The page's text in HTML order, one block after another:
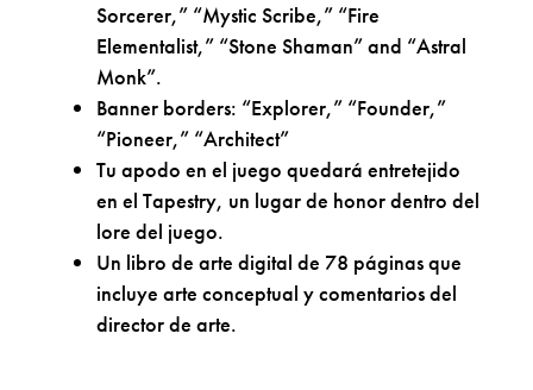
Sorcerer,” “Mystic Scribe,” “Fire
Elementalist,” “Stone Shaman” and “Astral
Monk”.
Banner borders: “Explorer,” “Founder,”
“Pioneer,” “Architect”
Tu apodo en el juego quedará entretejido
en el Tapestry, un lugar de honor dentro del
lore del juego.
Un libro de arte digital de 78 páginas que
incluye arte conceptual y comentarios del
director de arte.